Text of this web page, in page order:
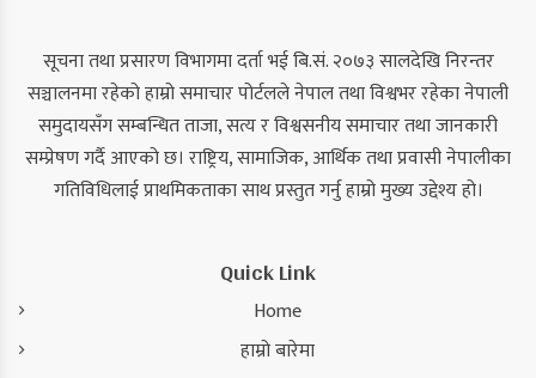
सूचना तथा प्रसारण विभागमा दर्ता भई बि.सं. २०७३ सालदेखि निरन्तर
सञ्चालनमा रहेको हाम्रो समाचार पोर्टलले नेपाल तथा विश्वभर रहेका नेपाली
समुदायसँग सम्बन्धित ताजा, सत्य र विश्वसनीय समाचार तथा जानकारी
सम्प्रेषण गर्दै आएको छ। राष्ट्रिय, सामाजिक, आर्थिक तथा प्रवासी नेपालीका
गतिविधिलाई प्राथमिकताका साथ प्रस्तुत गर्नु हाम्रो मुख्य उद्देश्य हो।
Quick Link
Home
हाम्रो बारेमा